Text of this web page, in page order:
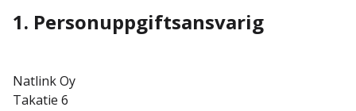
1. Personuppgiftsansvarig
Natlink Oy
Takatie 6